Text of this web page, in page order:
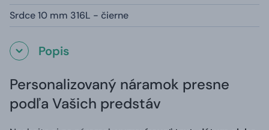
Srdce 10 mm 316L - čierne
Popis
Personalizovaný náramok presne
podľa Vašich predstáv